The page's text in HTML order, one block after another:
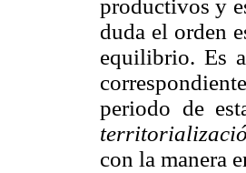
productivos y
duda el orden
equilibrio. Es
periodo de
con la manera